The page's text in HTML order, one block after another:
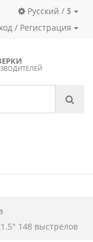
Русский / $
/ Регистрация
148 выстрелов